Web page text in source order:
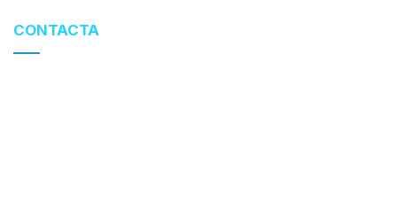
CONTACTA